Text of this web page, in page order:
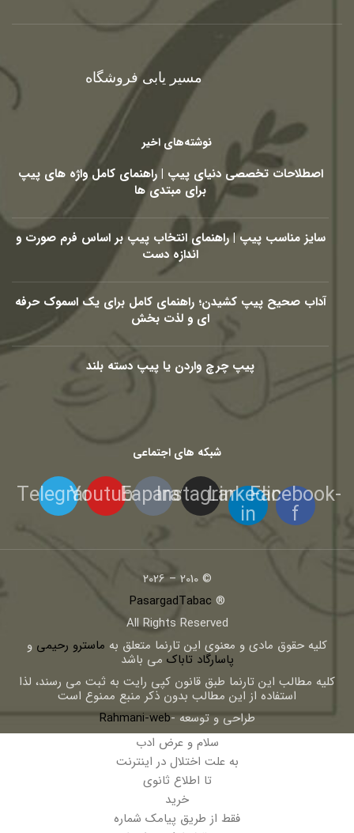
مسیر یابی فروشگاه
نوشته‌های اخیر
اصطلاحات تخصصی دنیای پیپ | راهنمای کامل واژه های پیپ
برای مبتدی ها
سایز مناسب پیپ | راهنمای انتخاب پیپ بر اساس فرم صورت و
اندازه دست
آداب صحیح پیپ کشیدن؛ راهنمای کامل برای یک اسموک حرفه
ای و لذت بخش
پیپ چرچ واردن یا پیپ دسته بلند
شبکه های اجتماعی
Facebook-
f
Linkedin-
in
Instagram
Eaparat
Youtube
Telegram
© 2010 – 2026
®
PasargadTabac
All Rights Reserved
كليه حقوق مادی و معنوی اين تارنما متعلق به ماسترو رحیمی و
پاسارگاد تاباک می باشد
کلیه مطالب این تارنما طبق قانون کپی رایت به ثبت می رسند، لذا
استفاده از این مطالب بدون ذکر منبع ممنوع است
طراحی و توسعه -Rahmani-web
سلام و عرض ادب
به علت اختلال در اینترنت
تا اطلاع ثانوی
خرید
فقط از طریق پیامک شماره